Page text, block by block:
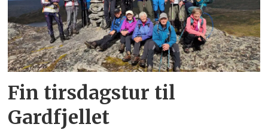
Fin tirsdagstur til
Gardfjellet